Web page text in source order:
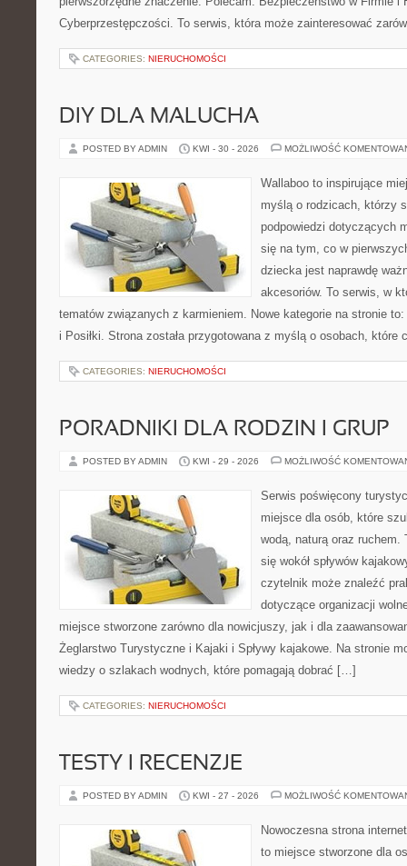
Cyberprzestępczości. To serwis, która może zainteresować
CATEGORIES: NIERUCHOMOŚCI
DIY DLA MALUCHA
POSTED BY ADMIN KWI - 30 - 2026 MOŻLIWOŚĆ
Wallaboo to inspirujące
myślą o rodzicach, którzy
podpowiedzi dotyczących
się na tym, co w
dziecka jest naprawdę
akcesoriów. To serwis, w
tematów związanych z karmieniem. Nowe kategorie na stronie
i Posiłki. Strona została przygotowana z myślą o osobach,
CATEGORIES: NIERUCHOMOŚCI
PORADNIKI DLA RODZIN I GRUP
POSTED BY ADMIN KWI - 29 - 2026 MOŻLIWOŚĆ
Serwis poświęcony
miejsce dla osób, które
wodą, naturą oraz ruchem.
się wokół spływów
czytelnik może znaleźć
dotyczące organizacji
miejsce stworzone zarówno dla nowicjuszy, jak i dla
Żeglarstwo Turystyczne i Kajaki i Spływy kajakowe. Na stronie
wiedzy o szlakach wodnych, które pomagają dobrać […]
CATEGORIES: NIERUCHOMOŚCI
TESTY I RECENZJE
POSTED BY ADMIN KWI - 27 - 2026 MOŻLIWOŚĆ
Nowoczesna strona
to miejsce stworzone dla